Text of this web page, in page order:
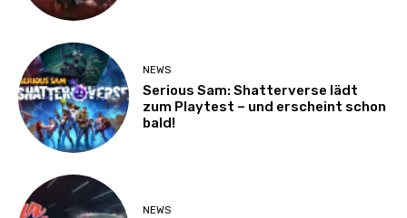
NEWS
Serious Sam: Shatterverse lädt
zum Playtest – und erscheint schon
bald!
NEWS